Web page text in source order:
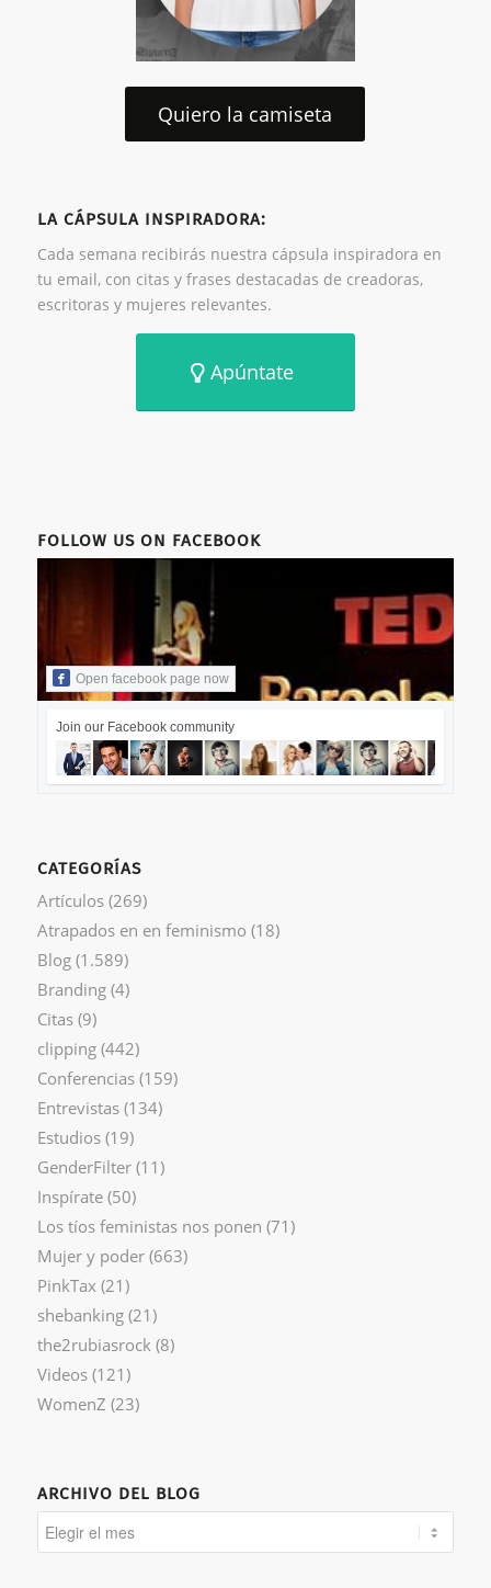
Quiero la camiseta
LA CÁPSULA INSPIRADORA:
Cada semana recibirás nuestra cápsula inspiradora en
tu email, con citas y frases destacadas de creadoras,
escritoras y mujeres relevantes.
Apúntate
FOLLOW US ON FACEBOOK
Open facebook page now
Join our Facebook community
CATEGORÍAS
Artículos(269)
Atrapados en en feminismo (18)
Blog(1.589)
Branding(4)
Citas(9)
clipping(442)
Conferencias(159)
Entrevistas(134)
Estudios(19)
GenderFilter(11)
Inspírate(50)
Los tíos feministas nos ponen (71)
Mujer y poder(663)
PinkTax (21)
shebanking(21)
the2rubiasrock (8)
Videos(121)
WomenZ (23)
ARCHIVO DEL BLOG